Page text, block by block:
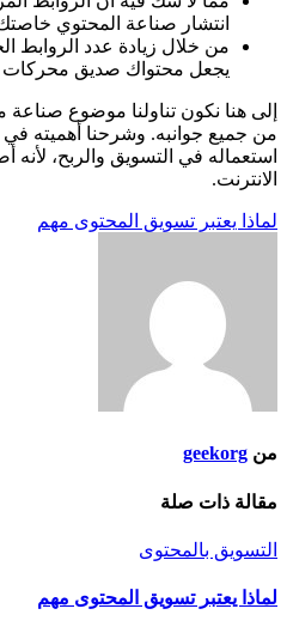
انتشار صناعة المحتوي
من خلال زيادة عدد الروابط
يجعل محتواك صديق محركات
إلى هنا نكون تناولنا موضوع
من جميع جوانبه. وشرحنا أهميته في
استعماله في التسويق والربح، لأنه
الانترنت.
تصفّح
لماذا يعتبر تسويق المحتوى مهم
من geekorg
مقالة ذات صلة
التسويق بالمحتوى
لماذا يعتبر تسويق المحتوى مهم